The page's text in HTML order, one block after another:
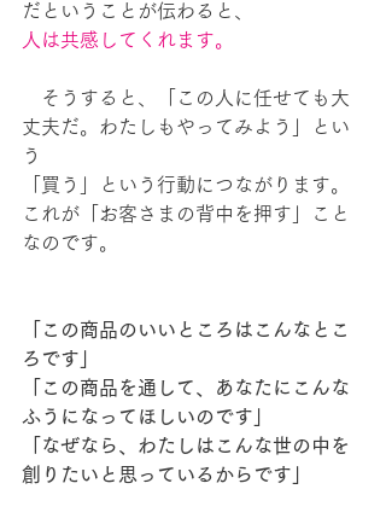
だということが伝わると、
人は共感してくれます。
そうすると、「この人に任せても大
丈夫だ。わたしもやってみよう」とい
う
「買う」という行動につながります。
これが「お客さまの背中を押す」こと
なのです。
「この商品のいいところはこんなとこ
ろです」
「この商品を通して、あなたにこんな
ふうになってほしいのです」
「なぜなら、わたしはこんな世の中を
創りたいと思っているからです」